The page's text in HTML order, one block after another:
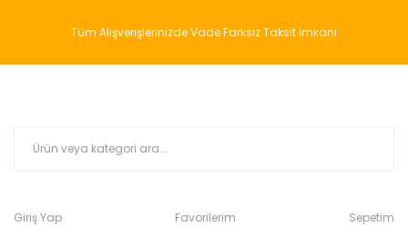
Tüm Alışverişlerinizde Vade Farksız Taksit İmkanı
Giriş Yap Favorilerim Sepetim